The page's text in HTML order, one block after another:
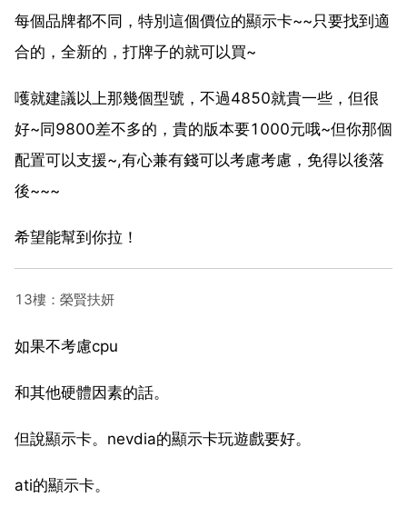
每個品牌都不同，特別這個價位的顯示卡~~只要找到適
合的，全新的，打牌子的就可以買~
嚄就建議以上那幾個型號，不過4850就貴一些，但很
好~同9800差不多的，貴的版本要1000元哦~但你那個
配置可以支援~,有心兼有錢可以考慮考慮，免得以後落
後~~~
希望能幫到你拉！
13樓：榮賢扶妍
如果不考慮cpu
和其他硬體因素的話。
但說顯示卡。nevdia的顯示卡玩遊戲要好。
ati的顯示卡。